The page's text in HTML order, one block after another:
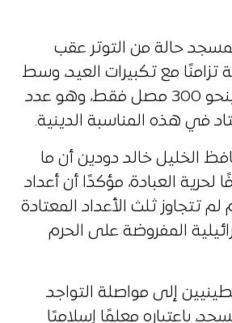
حالة من التوتر عقب
تزامنًا مع تكبيرات العيد، وسط
حضور محدود قُدّر بنحو 300 مصل فقط، وهو عدد
في هذه المناسبة الدينية.
الخليل خالد دودين أن ما
العبادة، مؤكدًا أن أعداد
تتجاوز ثلث الأعداد المعتادة
المفروضة على الحرم
إلى مواصلة التواجد
باعتباره معلمًا إسلاميًا